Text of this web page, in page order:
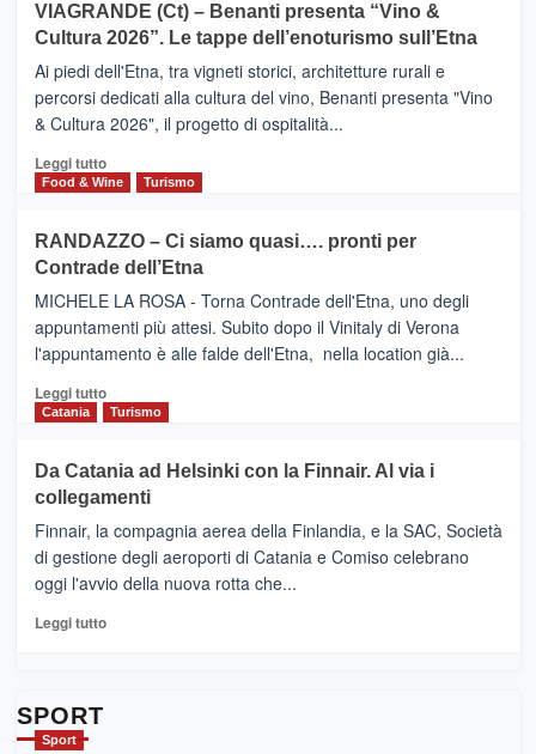
Anche
la
Alcantara
nei
primi
nella
classifica
IL
SAN
DOMENICO
PALACE
TAORMINA,
UN
HOTEL
FOUR
IL
NUOVO
SUMMER
CLUB
VIAGRANDE (Ct) – Benanti presenta “Vino &
Cultura 2026”. Le tappe dell’enoturismo sull’Etna
Ai piedi dell'Etna, tra vigneti storici, architetture rurali e
percorsi dedicati alla cultura del vino, Benanti presenta "Vino
& Cultura 2026", il progetto di ospitalità...
Leggi tuttoLeggi
di
VIAGRANDE
(Ct)
–
Benanti
presenta
“Vino
&
Cultura
tappe
dell’enoturismo
Food & Wine Turismo
RANDAZZO – Ci siamo quasi…. pronti per
Contrade dell’Etna
MICHELE LA ROSA - Torna Contrade dell'Etna, uno degli
appuntamenti più attesi. Subito dopo il Vinitaly di Verona
l'appuntamento è alle falde dell'Etna, nella location già...
Leggi tuttoLeggi
di
RANDAZZO
–
Ci
siamo
quasi….
pronti
per
Catania Turismo
Da Catania ad Helsinki con la Finnair. Al via i
collegamenti
Finnair, la compagnia aerea della Finlandia, e la SAC, Società
di gestione degli aeroporti di Catania e Comiso celebrano
oggi l'avvio della nuova rotta che...
Leggi tuttoLeggi
SPORT
Sport